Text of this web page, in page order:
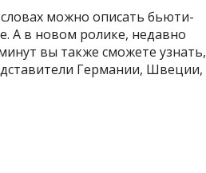
можно описать бьюти-
А в новом ролике, недавно
вы также сможете узнать,
Германии, Швеции,